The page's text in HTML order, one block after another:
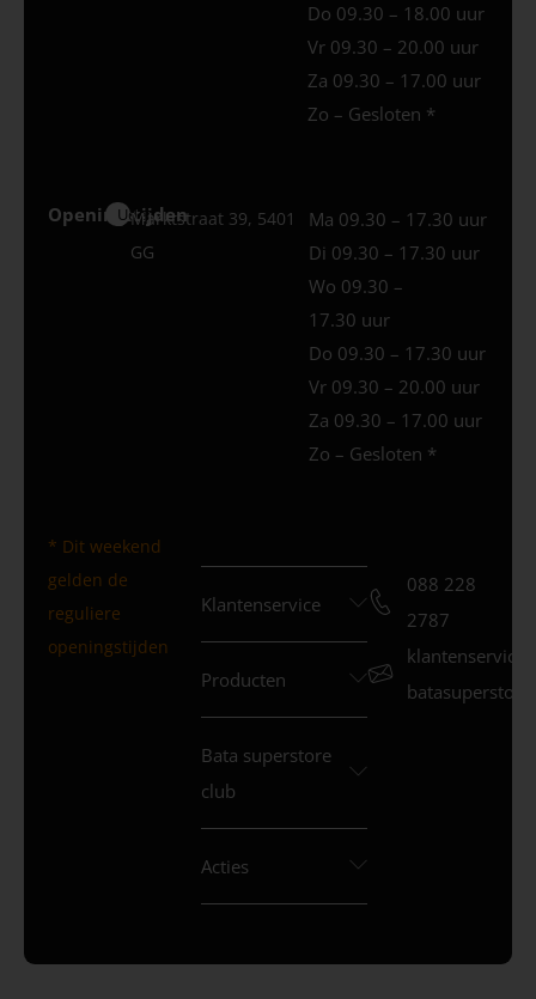
Do 09.30 – 18.00 uur
Vr 09.30 – 20.00 uur
Za 09.30 – 17.00 uur
Zo – Gesloten *
Openingstijden
Uden
Marktstraat 39, 5401
GG
Ma 09.30 – 17.30 uur
Di 09.30 – 17.30 uur
Wo 09.30 –
17.30 uur
Do 09.30 – 17.30 uur
Vr 09.30 – 20.00 uur
Za 09.30 – 17.00 uur
Zo – Gesloten *
* Dit weekend
gelden de
reguliere
openingstijden
Klantenservice
Producten
Bata superstore
club
Acties
088 228
2787